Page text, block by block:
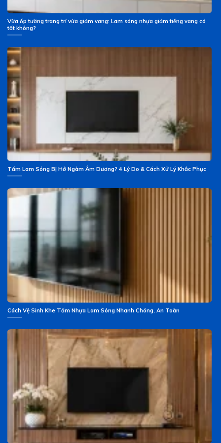
Vừa ốp tường trang trí vừa giảm vang: Lam sóng nhựa giảm tiếng vang có
tốt không?
Tấm Lam Sóng Bị Hở Ngàm Âm Dương? 4 Lý Do & Cách Xử Lý Khắc Phục
Cách Vệ Sinh Khe Tấm Nhựa Lam Sóng Nhanh Chóng, An Toàn